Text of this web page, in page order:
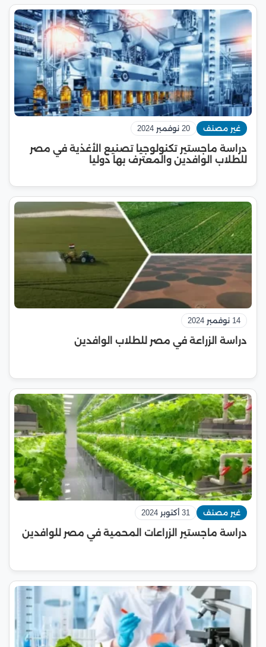
غير مصنف 20 نوفمبر 2024
دراسة ماجستير تكنولوجيا تصنيع الأغذية في مصر
للطلاب الوافدين والمعترف بها دوليا
14 نوفمبر 2024
دراسة الزراعة في مصر للطلاب الوافدين
غير مصنف 31 أكتوبر 2024
دراسة ماجستير الزراعات المحمية في مصر للوافدين